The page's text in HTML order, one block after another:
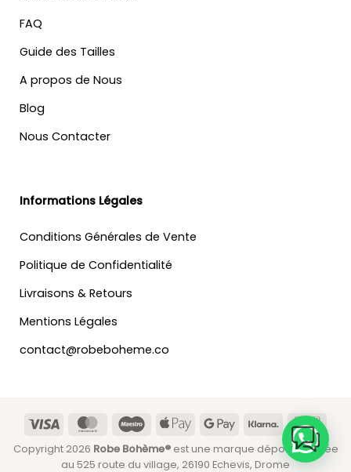
FAQ
Guide des Tailles
A propos de Nous
Blog
Nous Contacter
Informations Légales
Conditions Générales de Vente
Politique de Confidentialité
Livraisons & Retours
Mentions Légales
contact@robeboheme.co
Visa MasterCardMaestroApple
Google Klarna
Copyright 2026 Robe Bohème®est une marque déposée située
au 525 route du village, 26190 Echevis, Drome